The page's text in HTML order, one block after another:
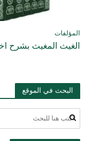
المؤلفات
الغيث المغيث بشرح
البحث في الموقع